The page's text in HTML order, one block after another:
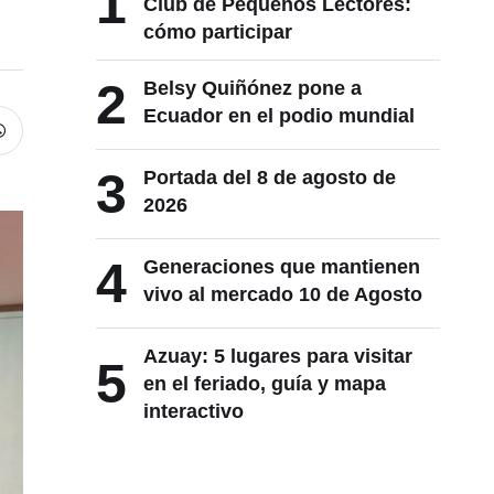
Club de Pequeños Lectores:
cómo participar
2
Belsy Quiñónez pone a
Ecuador en el podio mundial
3
Portada del 8 de agosto de
2026
4
Generaciones que mantienen
vivo al mercado 10 de Agosto
5
Azuay: 5 lugares para visitar
en el feriado, guía y mapa
interactivo